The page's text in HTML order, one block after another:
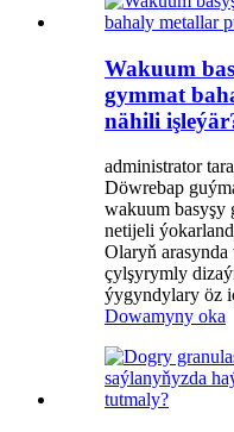
Wakuum
gymmat
nähili
administrator
Döwrebap
wakuum basyşy
netijeli
Olaryň
çylşyrymly
ýygyndylary öz
Dowamyny oka